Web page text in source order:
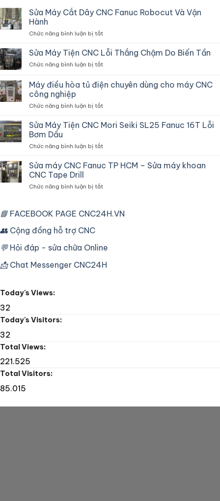
Sửa Máy Cắt Dây CNC Fanuc Robocut Và Vận
Hành
Chức năng bình luận bị tắtở
Máy
Cắt
Dây
Fanuc
Robocut
Vận
Sửa Máy Tiện CNC Lỗi Thắng Chậm Do Biến Tần
Chức năng bình luận bị tắtở
Tiện
Lỗi
Chậm
Tần
Máy điều hòa tủ điện chuyên dùng cho máy CNC
công nghiệp
Chức năng bình luận bị tắtở
điều
hòa
điện
dùng
CNC
Sửa Máy Tiện CNC Mori Seiki SL25 Fanuc 16T Lỗi
Bơm Dầu
Chức năng bình luận bị tắtở
Máy
Tiện
Mori
Fanuc
Dầu
Sửa máy CNC Fanuc TP HCM – Sửa máy khoan
CNC Tape Drill
Chức năng bình luận bị tắtở
CNC
–
Sửa
máy
khoan
📘 FACEBOOK PAGE CNC24H.VN
👥 Cộng đồng hỗ trợ CNC
💬Hỏi đáp - sửa chữa Online
📩Chat Messenger CNC24H
Today's Views:
32
Today's Visitors:
32
Total Views:
221.525
Total Visitors:
85.015